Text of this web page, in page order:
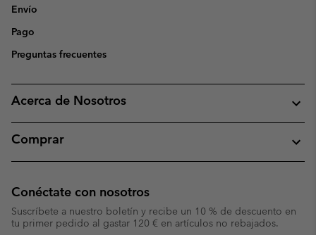
Envío
Pago
Preguntas frecuentes
Acerca de Nosotros
Comprar
Conéctate con nosotros
Suscríbete a nuestro boletín y recibe un 10 % de descuento en
tu primer pedido al gastar 120 € en artículos no rebajados.